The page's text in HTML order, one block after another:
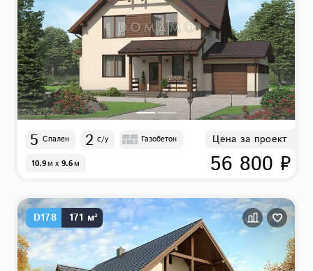
5 Спален 2 с/у Газобетон
10.9м x 9.6м
Цена за проект
56 800 ₽
D178 171 м²